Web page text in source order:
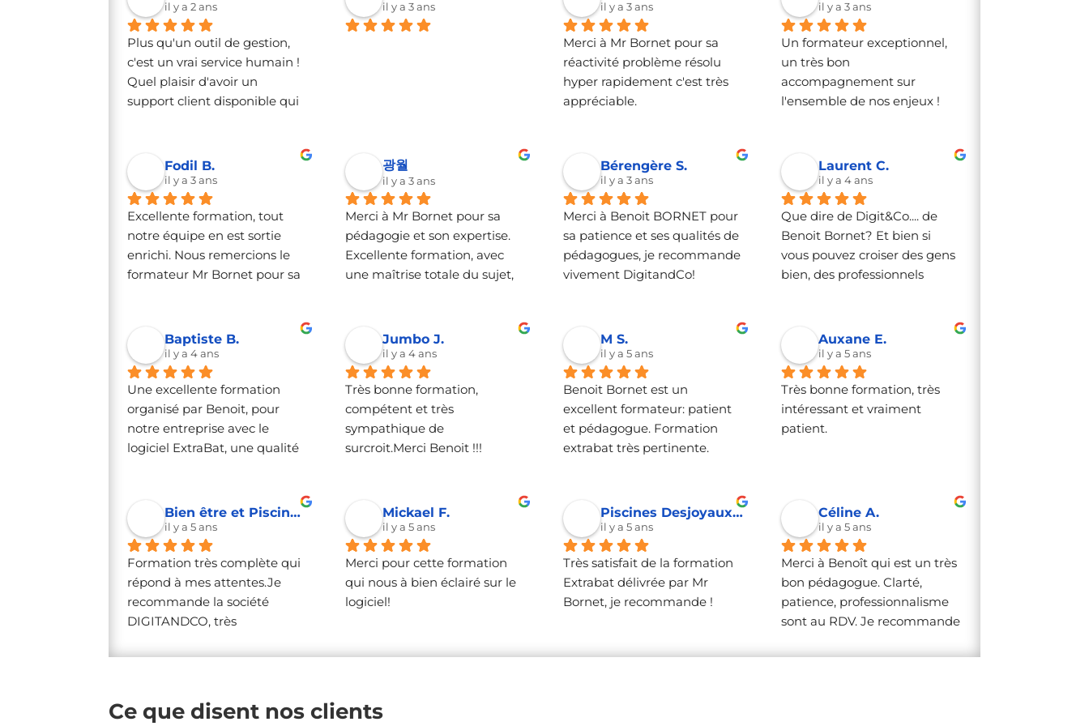
de progresser dans la qualité
de la gestion des bases de
données et surtout du suivi
client et dans la qualité de
service.MERCI A BENOIT
il y a 2 ans
Plus qu'un outil de gestion,
c'est un vrai service humain !
Quel plaisir d'avoir un
support client disponible qui
et le développement de votre
outil pour répondre au mieux
aux besoins des
utilisateurs.Cela fait
maintenant 3 années que j'ai
migré tout mon suivi
administratif sur DigitandCo
il y a 3 ans il y a 3 ans
Merci à Mr Bornet pour sa
réactivité problème résolu
hyper rapidement c'est très
appréciable.
il y a 3 ans
Un formateur exceptionnel,
un très bon
accompagnement sur
l'ensemble de nos enjeux !
Fodil B.
il y a 3 ans
Excellente formation, tout
notre équipe en est sortie
enrichi. Nous remercions le
formateur Mr Bornet pour sa
abordés, ainsi que pour sa
maîtrise du logiciel Extrabat.
Parallèle avec des exemples
concrets très intéressants.
Formateur très enthousiaste
et très compétent.Nous
sommes pleinement satisfait
광월
il y a 3 ans
Merci à Mr Bornet pour sa
pédagogie et son expertise.
Excellente formation, avec
une maîtrise totale du sujet,
vivement.
Bérengère S.
il y a 3 ans
Merci à Benoit BORNET pour
sa patience et ses qualités de
pédagogues, je recommande
vivement DigitandCo!
Laurent C.
il y a 4 ans
Que dire de Digit&Co.... de
Benoit Bornet? Et bien si
vous pouvez croiser des gens
bien, des professionnels
passionnants et disponibles
c'est beaucoup plus rare... et
Benoit en fait partie! Depuis
près de 18 mois, toutes mes
sollicitations ont toujours été
solutionnées efficacement et
régaler ainsi 🙂
Baptiste B.
il y a 4 ans
Une excellente formation
organisé par Benoit, pour
notre entreprise avec le
logiciel ExtraBat, une qualité
Jumbo J.
il y a 4 ans
Très bonne formation,
compétent et très
sympathique de
surcroit.Merci Benoit !!!
M S.
il y a 5 ans
Benoit Bornet est un
excellent formateur: patient
et pédagogue. Formation
extrabat très pertinente.
Auxane E.
il y a 5 ans
Très bonne formation, très
intéressant et vraiment
patient.
Bien être et Piscines G.
il y a 5 ans
Formation très complète qui
répond à mes attentes.Je
recommande la société
DIGITANDCO, très
nos demandes
Mickael F.
il y a 5 ans
Merci pour cette formation
qui nous à bien éclairé sur le
logiciel!
Piscines Desjoyaux SAS L.
il y a 5 ans
Très satisfait de la formation
Extrabat délivrée par Mr
Bornet, je recommande !
Céline A.
il y a 5 ans
Merci à Benoît qui est un très
bon pédagogue. Clarté,
patience, professionnalisme
sont au RDV. Je recommande
apprécié sa formation
Ce que disent nos clients